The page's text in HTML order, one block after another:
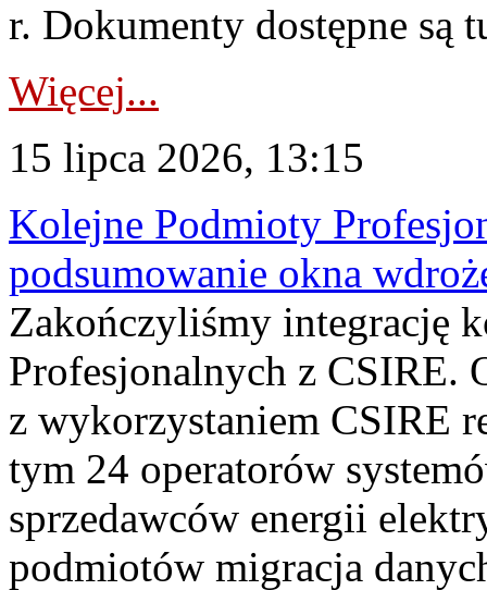
r. Dokumenty dostępne są
Więcej...
15 lipca 2026, 13:15
Kolejne Podmioty
podsumowanie okna
Zakończyliśmy integrację
Profesjonalnych z CSIRE.
z wykorzystaniem CSIRE
tym 24 operatorów
sprzedawców energii
podmiotów migracja